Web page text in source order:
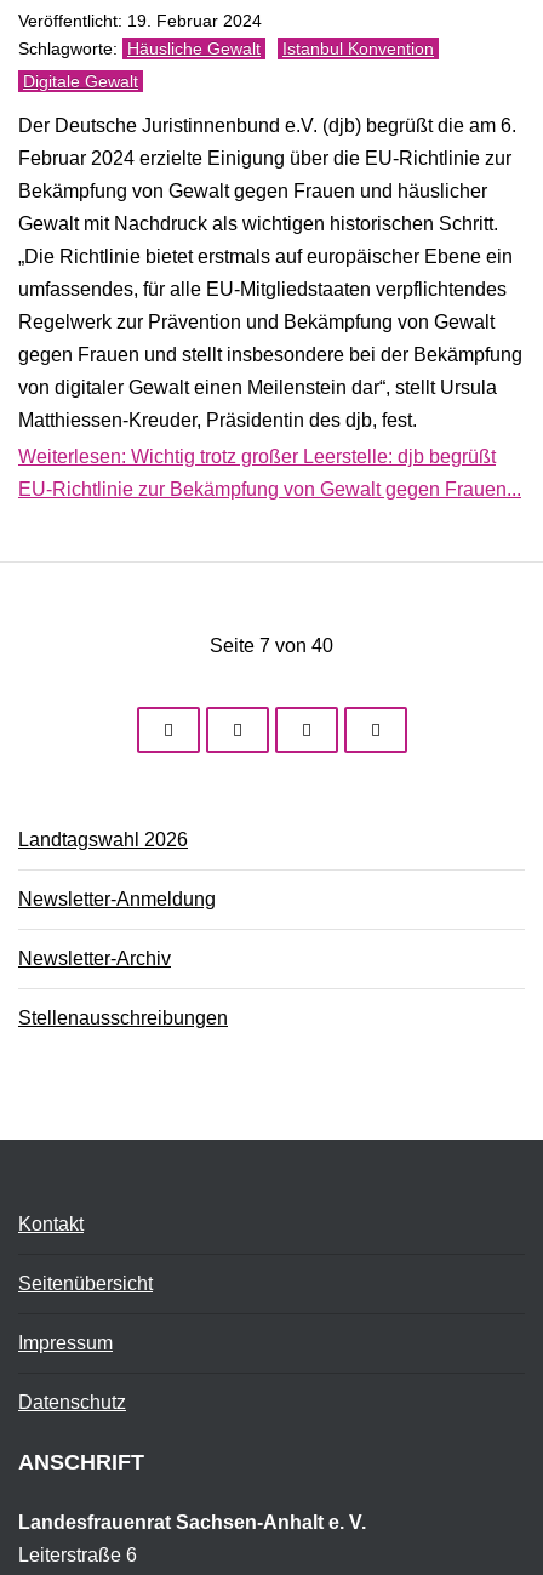
Veröffentlicht: 19. Februar 2024
Häusliche Gewalt
Istanbul Konvention
Digitale Gewalt
Der Deutsche Juristinnenbund e.V. (djb) begrüßt die am 6.
Februar 2024 erzielte Einigung über die EU-Richtlinie zur
Bekämpfung von Gewalt gegen Frauen und häuslicher
Gewalt mit Nachdruck als wichtigen historischen Schritt.
„Die Richtlinie bietet erstmals auf europäischer Ebene ein
umfassendes, für alle EU-Mitgliedstaaten verpflichtendes
Regelwerk zur Prävention und Bekämpfung von Gewalt
gegen Frauen und stellt insbesondere bei der Bekämpfung
von digitaler Gewalt einen Meilenstein dar“, stellt Ursula
Matthiessen-Kreuder, Präsidentin des djb, fest.
Weiterlesen: Wichtig trotz großer Leerstelle: djb begrüßt
EU-Richtlinie zur Bekämpfung von Gewalt gegen Frauen...
Seite 7 von 40
Landtagswahl 2026
Newsletter-Anmeldung
Newsletter-Archiv
Stellenausschreibungen
Kontakt
Seitenübersicht
Impressum
Datenschutz
ANSCHRIFT
Landesfrauenrat Sachsen-Anhalt e. V.
Leiterstraße 6